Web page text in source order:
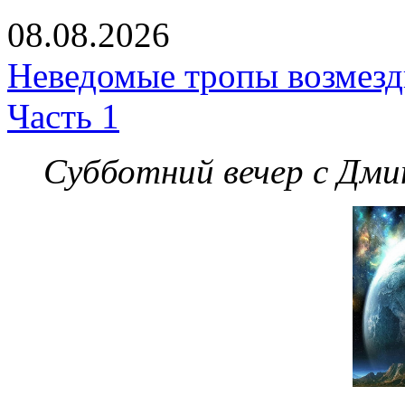
08.08.2026
Неведомые тропы
Часть 1
Субботний вечер с